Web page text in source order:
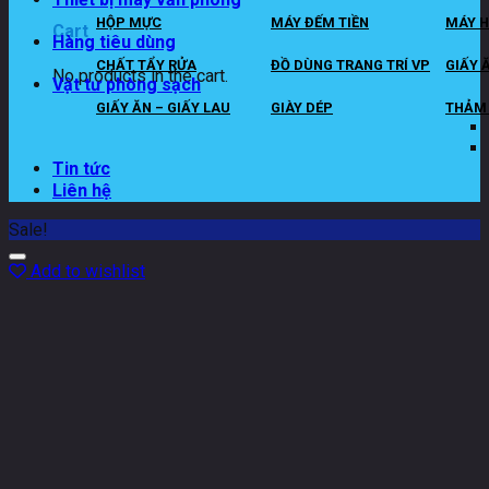
Cart
No products in the cart.
HỘP MỰC MÁY ĐẾM TIỀN MÁY
Hàng tiêu dùng
CHẤT TẨY RỬA ĐỒ DÙNG TRANG TRÍ VP GIẤY
Vật tư phòng sạch
GIẤY ĂN – GIẤY LAU GIÀY DÉP THẢM
Tin tức
Liên hệ
Sale!
Add to wishlist